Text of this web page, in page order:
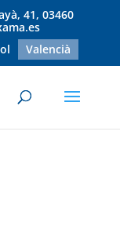
41, 03460
Valencià